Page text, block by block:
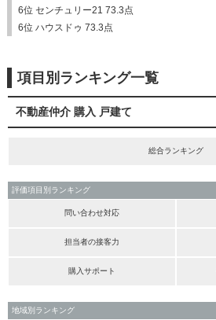
6位 センチュリー21 73.3点
6位 ハウスドゥ 73.3点
項目別ランキング一覧
不動産仲介 購入 戸建て
総合ランキング
評価項目別ランキング
問い合わせ対応
担当者の接客力
購入サポート
地域別ランキング